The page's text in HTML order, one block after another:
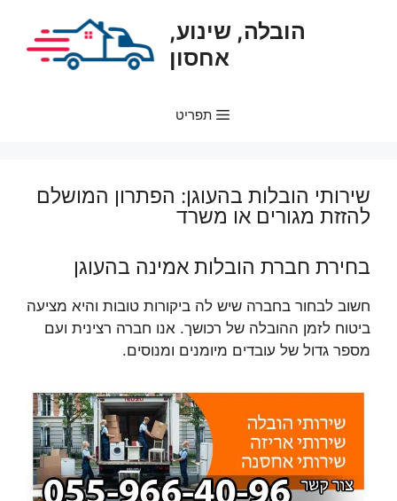
הובלה, שינוע,
אחסון
תפריט
שירותי הובלות בהעוגן: הפתרון המושלם
להזזת מגורים או משרד
בחירת חברת הובלות אמינה בהעוגן
חשוב לבחור בחברה שיש לה ביקורות טובות והיא מציעה
ביטוח לזמן ההובלה של רכושך. אנו חברה רצינית ועם
מספר גדול של עובדים מיומנים ומנוסים.